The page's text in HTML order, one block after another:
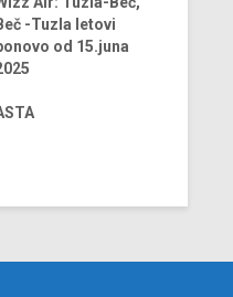
-Tuzla letovi
od 15.juna